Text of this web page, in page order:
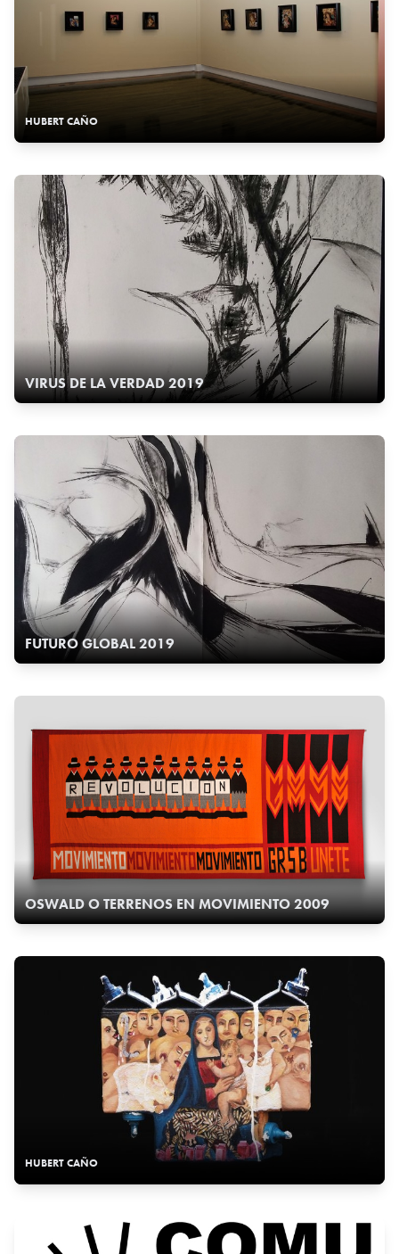
HUBERT CAÑO
VIRUS DE LA VERDAD 2019
FUTURO GLOBAL 2019
OSWALD O TERRENOS EN MOVIMIENTO 2009
HUBERT CAÑO